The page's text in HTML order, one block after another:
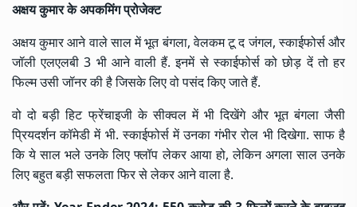
अक्षय कुमार के अपकमिंग प्रोजेक्ट
अक्षय कुमार आने वाले साल में भूत बंगला, वेलकम टू द जंगल, स्काईफोर्स और
जॉली एलएलबी 3 भी आने वाली हैं. इनमें से स्काईफोर्स को छोड़ दें तो हर
फिल्म उसी जॉनर की है जिसके लिए वो पसंद किए जाते हैं.
वो दो बड़ी हिट फ्रेंचाइजी के सीक्वल में भी दिखेंगे और भूत बंगला जैसी
प्रियदर्शन कॉमेडी में भी. स्काईफोर्स में उनका गंभीर रोल भी दिखेगा. साफ है
कि ये साल भले उनके लिए फ्लॉप लेकर आया हो, लेकिन अगला साल उनके
लिए बहुत बड़ी सफलता फिर से लेकर आने वाला है.